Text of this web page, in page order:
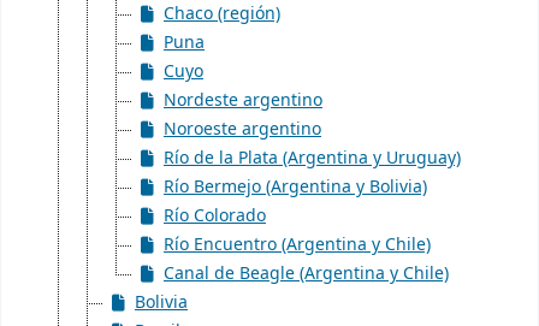
Chaco (región)
Puna
Cuyo
Nordeste argentino
Noroeste argentino
Río de la Plata (Argentina y Uruguay)
Río Bermejo (Argentina y Bolivia)
Río Colorado
Río Encuentro (Argentina y Chile)
Canal de Beagle (Argentina y Chile)
Bolivia